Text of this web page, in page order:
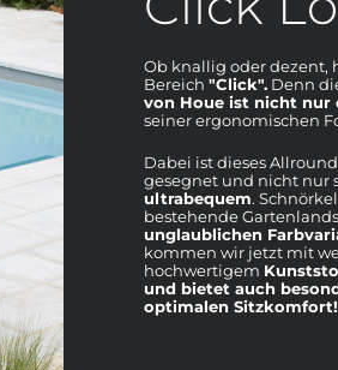
Ob knallig oder dezent,
Bereich "Click". Denn
von Houe ist nicht nur
seiner ergonomischen
Dabei ist dieses
gesegnet und nicht nur
ultrabequem.
bestehende
unglaublichen
kommen wir jetzt mit
hochwertigem
und bietet auch
optimalen Sitzkomfort!